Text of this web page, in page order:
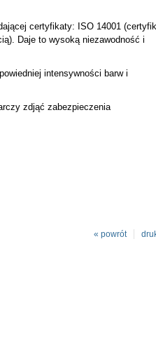
certyfikaty: ISO 14001
Daje to wysoką niezawodność i
intensywności barw i
zdjąć zabezpieczenia
« powrót